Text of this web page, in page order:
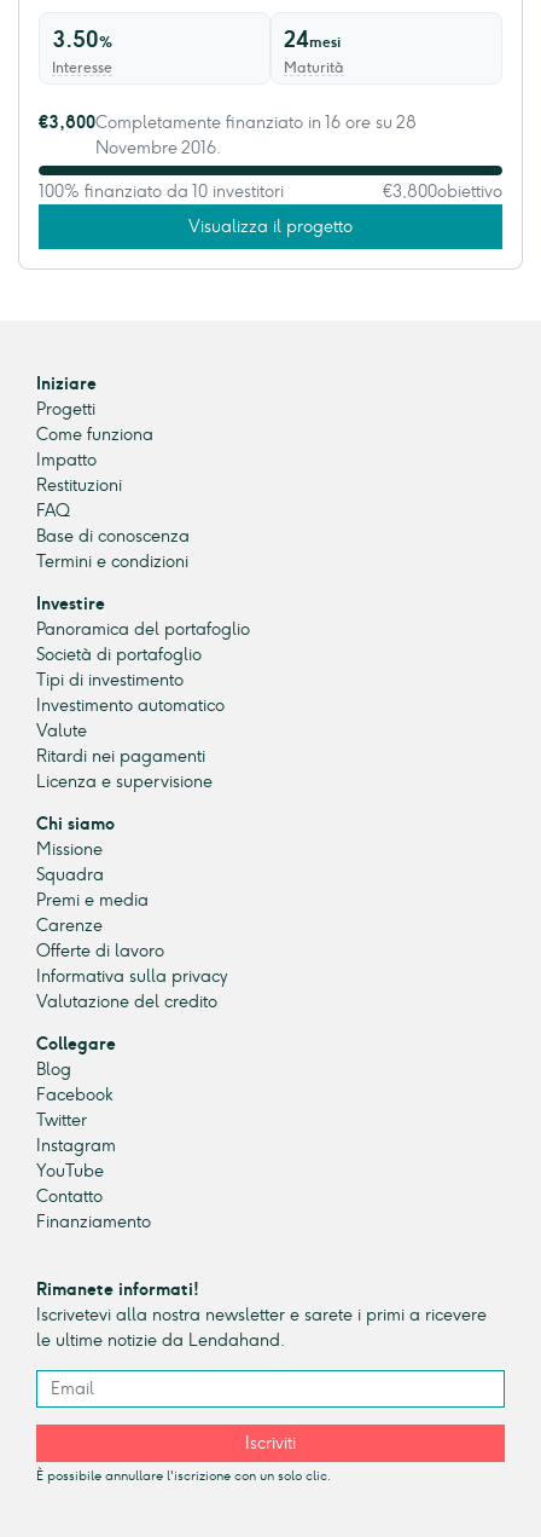
3.50%
Interesse
24mesi
Maturità
€3,800Completamente finanziato in 16 ore su 28
Novembre 2016.
100% finanziato da 10 investitori €3,800obiettivo
Visualizza il progetto
Iniziare
Progetti
Come funziona
Impatto
Restituzioni
FAQ
Base di conoscenza
Termini e condizioni
Investire
Panoramica del portafoglio
Società di portafoglio
Tipi di investimento
Investimento automatico
Valute
Ritardi nei pagamenti
Licenza e supervisione
Chi siamo
Missione
Squadra
Premi e media
Carenze
Offerte di lavoro
Informativa sulla privacy
Valutazione del credito
Collegare
Blog
Facebook
Twitter
Instagram
YouTube
Contatto
Finanziamento
Rimanete informati!
Iscrivetevi alla nostra newsletter e sarete i primi a ricevere
le ultime notizie da Lendahand.
Iscriviti
È possibile annullare l'iscrizione con un solo clic.